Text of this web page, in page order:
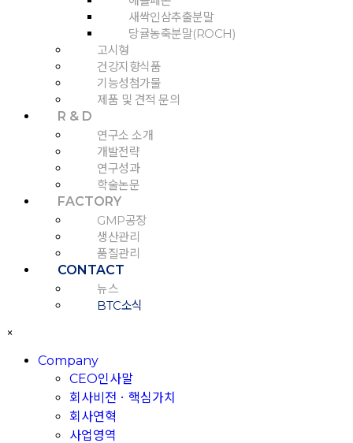
새싹인삼추출분말
당귤농축분말(ROCH)
고시형
건강지향식품
기능성첨가물
제품 및 견적 문의
R & D
연구소 소개
개발전략
연구성과
학술논문
FACTORY
GMP공장
생산관리
품질관리
CONTACT
뉴스
BTC소식
×
Company
CEO인사말
회사비전ㆍ핵심가치
회사연혁
사업영역